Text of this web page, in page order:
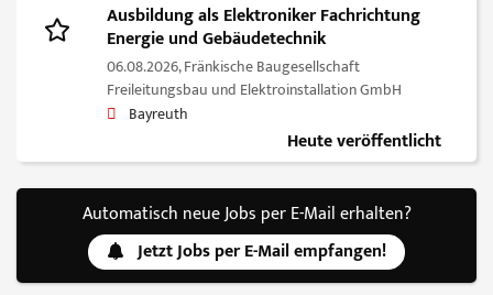
Ausbildung als Elektroniker Fachrichtung
Energie und Gebäudetechnik
06.08.2026,Fränkische Baugesellschaft
Freileitungsbau und Elektroinstallation GmbH
Bayreuth
Heute veröffentlicht
Automatisch neue Jobs per E-Mail erhalten?
Jetzt Jobs per E-Mail empfangen!